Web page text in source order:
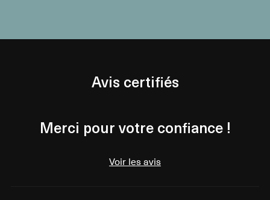
Avis certifiés
Merci pour votre confiance !
Voir les avis